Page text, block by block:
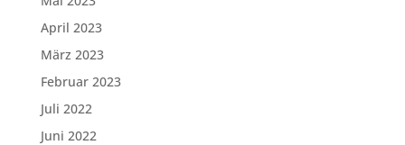
April 2023
März 2023
Februar 2023
Juli 2022
Juni 2022